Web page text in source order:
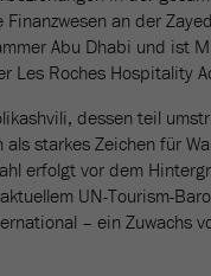
an der
Abu Dhabi und ist
Les Roches Hospitality
dessen teil
starkes Zeichen für
erfolgt vor dem
UN-Tourism-
– ein Zuwachs